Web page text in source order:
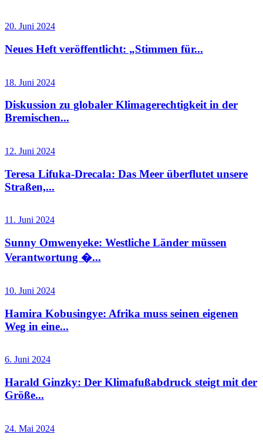
20. Juni 2024
Neues Heft veröffentlicht: „Stimmen für...
18. Juni 2024
Diskussion zu globaler Klimagerechtigkeit in der
Bremischen...
12. Juni 2024
Teresa Lifuka-Drecala: Das Meer überflutet unsere
Straßen,...
11. Juni 2024
Sunny Omwenyeke: Westliche Länder müssen
Verantwortung �...
10. Juni 2024
Hamira Kobusingye: Afrika muss seinen eigenen
Weg in eine...
6. Juni 2024
Harald Ginzky: Der Klimafußabdruck steigt mit der
Größe...
24. Mai 2024